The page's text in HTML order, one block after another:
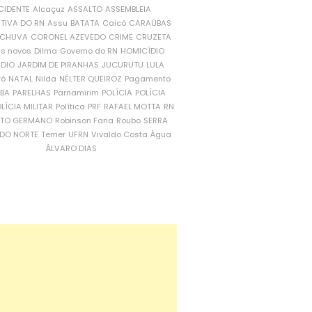
Alcaçuz ASSALTO ASSEMBLEIA
DO RN Assu BATATA Caicó CARAÚBAS
CORONEL AZEVEDO CRIME CRUZETA
novos Dilma Governo do RN HOMICÍDIO
JARDIM DE PIRANHAS JUCURUTU LULA
NATAL Nilda NÉLTER QUEIROZ Pagamento
PARELHAS Parnamirim POLÍCIA POLÍCIA
MILITAR Política PRF RAFAEL MOTTA RN
GERMANO Robinson Faria Roubo SERRA
NORTE Temer UFRN Vivaldo Costa Água
ÁLVARO DIAS